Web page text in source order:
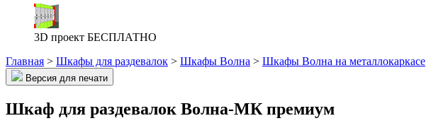
3D проект БЕСПЛАТНО
Главная > Шкафы для раздевалок > Шкафы Волна > Шкафы Волна на металлокаркасе
Версия для печати
Шкаф для раздевалок Волна-МК премиум